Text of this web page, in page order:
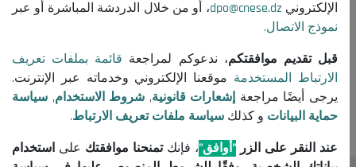
وسوم : تقرير المجلس
الإلكترونيdpo@cnese.dz، أو من خلال الدردشة المباشرة أو عبر
نموذج الاتصال.
قبل تقديم موافقتكم، ندعوكم لمراجعة قائمة بملفات تعريف
الارتباط المستخدمة موقعنا الإلكتروني وخدماته عبر الإنترنت.
يرجى أيضًا مراجعة إشعارات قانونية, شروط الاستخدام, سياسة
حماية البيانات و كذلك سياسة ملفات تعريف الارتباط.
عند النقر على الزر "أوافق"، فإنكتمنحنا موافقتك على استخدام